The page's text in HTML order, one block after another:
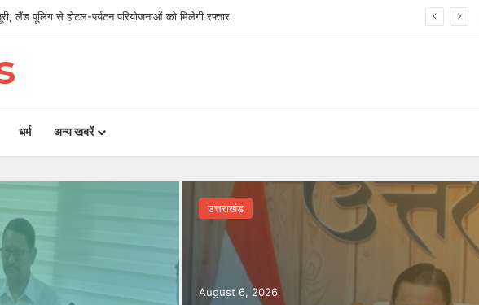
का चयन, 8 अगस्त को सीएम धामी करेंगे सम्मानित
धर्म अन्य खबरें
उत्तराखंड
August 6, 2026